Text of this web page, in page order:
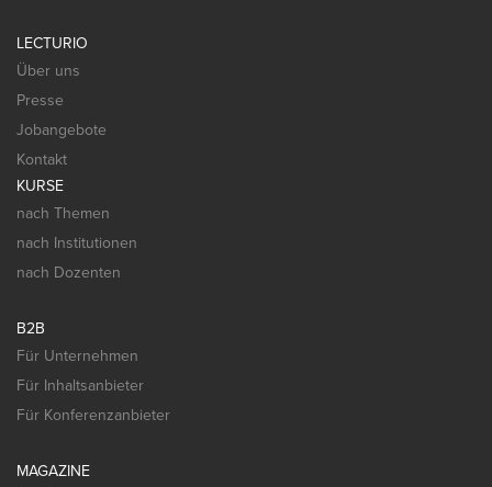
LECTURIO
Über uns
Presse
Jobangebote
Kontakt
KURSE
nach Themen
nach Institutionen
nach Dozenten
B2B
Für Unternehmen
Für Inhaltsanbieter
Für Konferenzanbieter
MAGAZINE